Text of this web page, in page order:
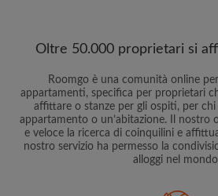
Oltre 50.000 proprietari si
Roomgo è una comunità online
appartamenti, specifica per proprietari
affittare o stanze per gli ospiti, per
appartamento o un’abitazione. Il nostro
e veloce la ricerca di coinquilini e
nostro servizio ha permesso la
alloggi nel